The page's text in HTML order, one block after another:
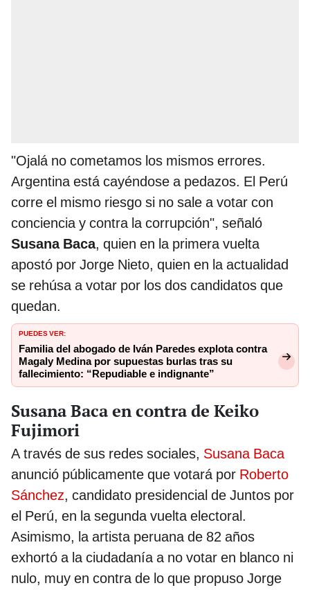
"Ojalá no cometamos los mismos errores.
Argentina está cayéndose a pedazos. El Perú
corre el mismo riesgo si no sale a votar con
conciencia y contra la corrupción", señaló
Susana Baca, quien en la primera vuelta
apostó por Jorge Nieto, quien en la actualidad
se rehúsa a votar por los dos candidatos que
quedan.
PUEDES VER:
Familia del abogado de Iván Paredes explota contra
Magaly Medina por supuestas burlas tras su
fallecimiento: “Repudiable e indignante”
Susana Baca en contra de Keiko
Fujimori
A través de sus redes sociales, Susana Baca
anunció públicamente que votará por Roberto
Sánchez, candidato presidencial de Juntos por
el Perú, en la segunda vuelta electoral.
Asimismo, la artista peruana de 82 años
exhortó a la ciudadanía a no votar en blanco ni
nulo, muy en contra de lo que propuso Jorge